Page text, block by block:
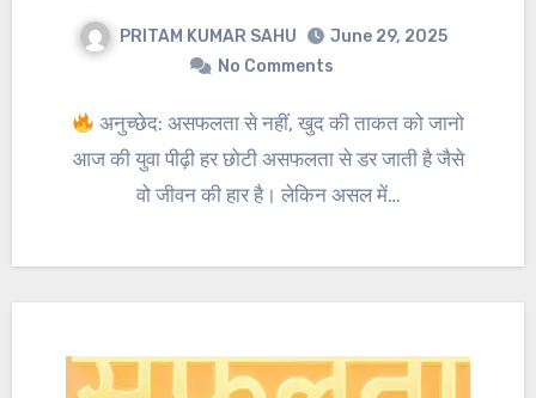
PRITAM KUMAR SAHU
June 29, 2025
No Comments
अनुच्छेद: असफलता से नहीं, खुद की ताकत को जानो
आज की युवा पीढ़ी हर छोटी असफलता से डर जाती है जैसे
वो जीवन की हार है। लेकिन असल में…